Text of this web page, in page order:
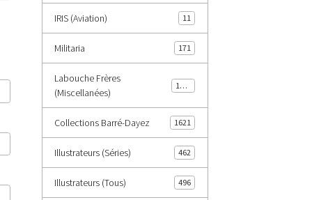
IRIS (Aviation) 11
Militaria 171
Labouche Frères
(Miscellanées)
1402
Collections Barré-Dayez 1621
Illustrateurs (Séries) 462
Illustrateurs (Tous) 496